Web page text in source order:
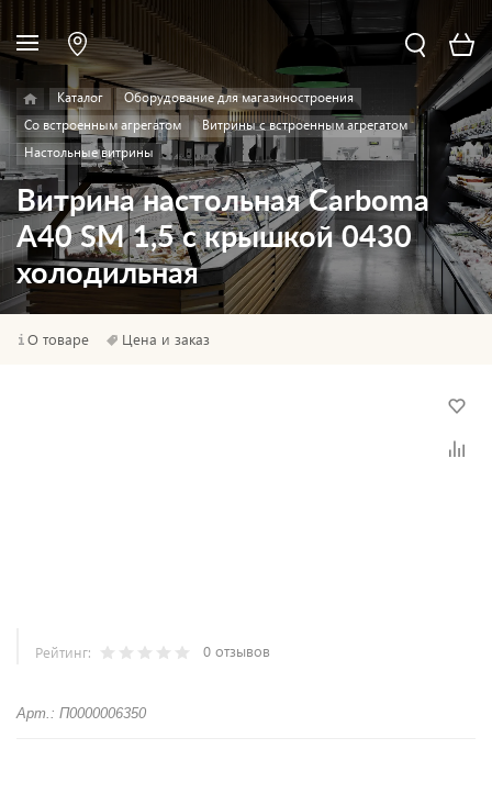
Каталог
Оборудование для магазиностроения
Со встроенным агрегатом
Витрины с встроенным агрегатом
Настольные витрины
Витрина настольная Carboma
A40 SM 1,5 с крышкой 0430
холодильная
О товаре Цена и заказ
Рейтинг: 0 отзывов
Арт.: П0000006350